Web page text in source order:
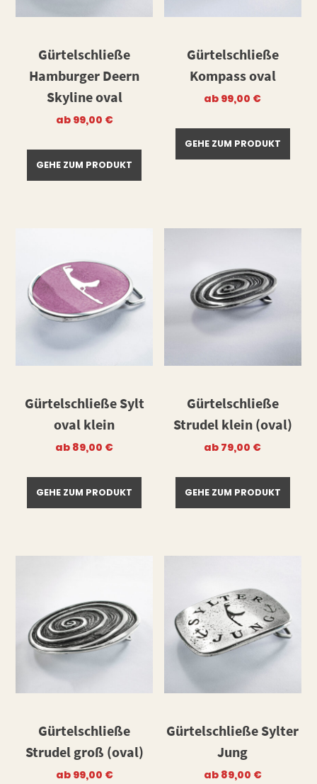
Gürtelschließe
Hamburger Deern
Skyline oval
ab 99,00 €
GEHE ZUM PRODUKT
Gürtelschließe
Kompass oval
ab 99,00 €
GEHE ZUM PRODUKT
Gürtelschließe Sylt
oval klein
ab 89,00 €
GEHE ZUM PRODUKT
Gürtelschließe
Strudel klein (oval)
ab 79,00 €
GEHE ZUM PRODUKT
Gürtelschließe
Strudel groß (oval)
ab 99,00 €
Gürtelschließe Sylter
Jung
ab 89,00 €